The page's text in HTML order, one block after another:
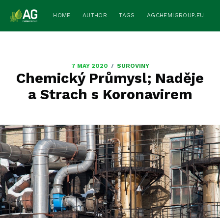
HOME AUTHOR TAGS AGCHEMIGROUP.EU
7 MAY 2020 / SUROVINY
Chemický Průmysl; Naděje
a Strach s Koronavirem